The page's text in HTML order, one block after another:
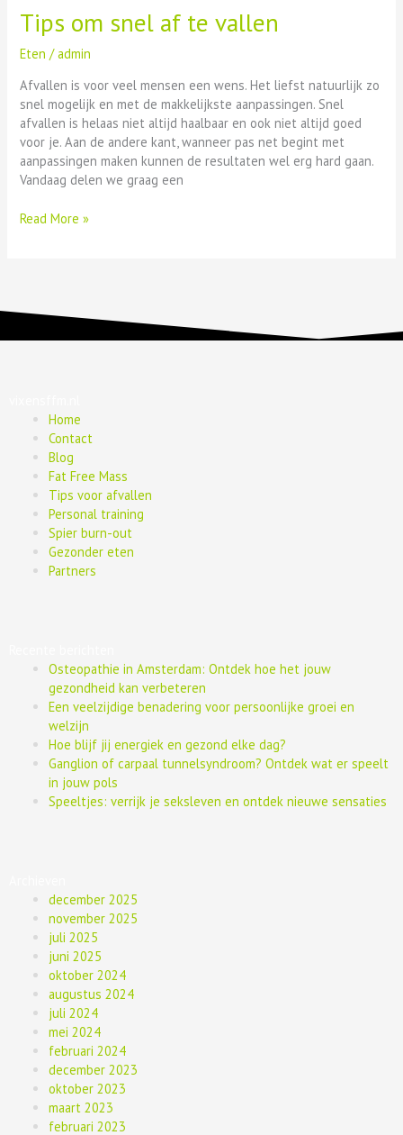
Tips om snel af te vallen
Eten /admin
Afvallen is voor veel mensen een wens. Het liefst natuurlijk zo
snel mogelijk en met de makkelijkste aanpassingen. Snel
afvallen is helaas niet altijd haalbaar en ook niet altijd goed
voor je. Aan de andere kant, wanneer pas net begint met
aanpassingen maken kunnen de resultaten wel erg hard gaan.
Vandaag delen we graag een
Read More »
Home
Contact
Blog
Fat Free Mass
Tips voor afvallen
Personal training
Spier burn-out
Gezonder eten
Partners
Osteopathie in Amsterdam: Ontdek hoe het jouw
gezondheid kan verbeteren
Een veelzijdige benadering voor persoonlijke groei en
welzijn
Hoe blijf jij energiek en gezond elke dag?
Ganglion of carpaal tunnelsyndroom? Ontdek wat er speelt
in jouw pols
Speeltjes: verrijk je seksleven en ontdek nieuwe sensaties
december 2025
november 2025
juli 2025
juni 2025
oktober 2024
augustus 2024
juli 2024
mei 2024
februari 2024
december 2023
oktober 2023
maart 2023
februari 2023